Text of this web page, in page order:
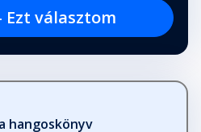
Ezt választom
hangoskönyv